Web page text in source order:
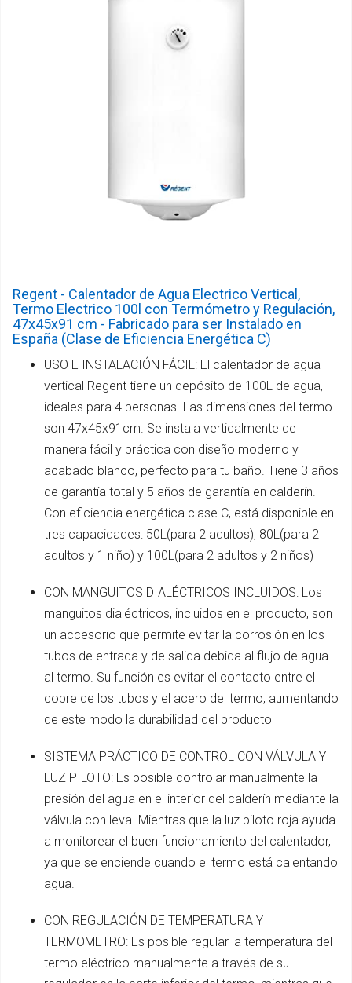
Regent - Calentador de Agua Electrico Vertical,
Termo Electrico 100l con Termómetro y Regulación,
47x45x91 cm - Fabricado para ser Instalado en
España (Clase de Eficiencia Energética C)
USO E INSTALACIÓN FÁCIL: El calentador de agua
vertical Regent tiene un depósito de 100L de agua,
ideales para 4 personas. Las dimensiones del termo
son 47x45x91cm. Se instala verticalmente de
manera fácil y práctica con diseño moderno y
acabado blanco, perfecto para tu baño. Tiene 3 años
de garantía total y 5 años de garantía en calderín.
Con eficiencia energética clase C, está disponible en
tres capacidades: 50L(para 2 adultos), 80L(para 2
adultos y 1 niño) y 100L(para 2 adultos y 2 niños)
CON MANGUITOS DIALÉCTRICOS INCLUIDOS: Los
manguitos dialéctricos, incluidos en el producto, son
un accesorio que permite evitar la corrosión en los
tubos de entrada y de salida debida al flujo de agua
al termo. Su función es evitar el contacto entre el
cobre de los tubos y el acero del termo, aumentando
de este modo la durabilidad del producto
SISTEMA PRÁCTICO DE CONTROL CON VÁLVULA Y
LUZ PILOTO: Es posible controlar manualmente la
presión del agua en el interior del calderín mediante la
válvula con leva. Mientras que la luz piloto roja ayuda
a monitorear el buen funcionamiento del calentador,
ya que se enciende cuando el termo está calentando
agua.
CON REGULACIÓN DE TEMPERATURA Y
TERMOMETRO: Es posible regular la temperatura del
termo eléctrico manualmente a través de su